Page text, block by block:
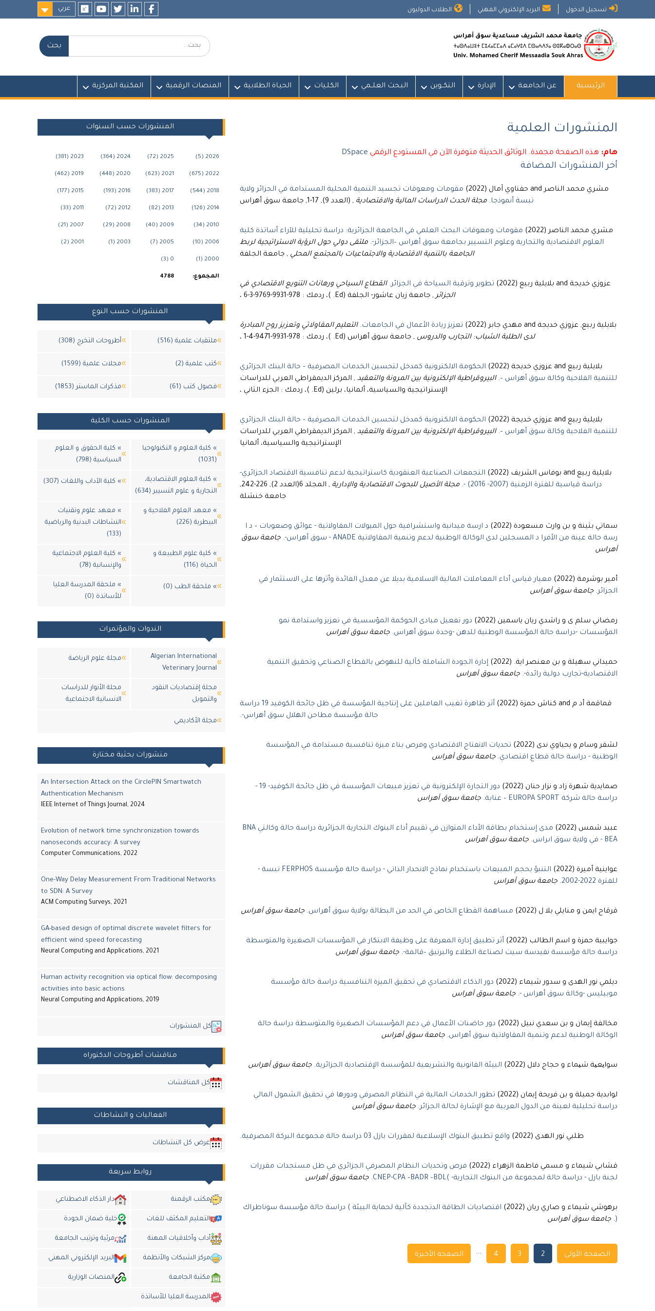
تسجيل الدخول البريد الإلكتروني المهني الطلاب الدوليون
عربي
بحث:
الرئيسية عن الجامعة الإدارة التكــوين البـحث العلــمي الكلـيات الحيـاة الطلابية المنصات الرقمية المكتبة المركزية
المنشورات العلمية
هام: هذه الصفحة مجمدة. الوثائق الحديثة متوفرة الآن في المستودع الرقمي DSpace
أخر المنشورات المضافة
مشري محمد الناصر and حفناوي آمال (2022)
مقومات ومعوقات تجسيد التنمية المحلية المستدامة في الجزائر ولاية
تبسة أنموذجا.مجلة الحدث الدراسات المالية والاقتصادية , (العدد 9), 17-1, جامعة سوق أهراس
مشري محمد الناصر (2022)
مقومات ومعوقات البحث العلمي في الجامعة الجزائرية: دراسة تحليلية للآراء أساتذة كلية
العلوم الاقتصادية والتجارية وعلوم التسيير بجامعة سوق أهراس –الجزائر-.ملتقى دولي حول الرؤية الاستراتيجية لربط
الجامعة بالتنمية الاقتصادية والاجتماعيات بالمجتمع المحلي , جامعة الجلفة
عزوزي خديجة and بلايلية ربيع (2022) تطوير وترقية السياحة في الجزائر.القطاع السياحي ورهانات التنويع الاقتصادي في
الجزائر, جامعة زيان عاشور- الجلفة (Ed. )، ردمك : 978-9931-9769-3-6 ،
بلايلية ربيع, عزوزي خديجة and مهدي جابر (2022) تعزيز ريادة الأعمال في الجامعات.التعليم المقاولاتي وتعزيز روح المبادرة
لدى الطلبة الشباب: التجارب والدروس , جامعة سوق أهراس (Ed. )، ردمك : 978-9931-9471-4-1 ،
بلايلية ربيع and عزوزي خديجة (2022)
الحكومة الالكترونية كمدخل لتحسين الخدمات المصرفية – حالة البنك الجزائري
للتنمية الفلاحية وكالة سوق أهراس –.البيروقراطية الإلكترونية بين المرونة والتعقيد , المركز الديمقراطي العربي للدراسات
الإستراتيجية والسياسية، ألمانيا، برلين (Ed. )، ردمك : الجزء الثاني ،
بلايلية ربيع and عزوزي خديجة (2022)
الحكومة الالكترونية كمدخل لتحسين الخدمات المصرفية – حالة البنك الجزائري
للتنمية الفلاحية وكالة سوق أهراس –.البيروقراطية الإلكترونية بين المرونة والتعقيد , المركز الديمقراطي العربي للدراسات
الإستراتيجية والسياسية، ألمانيا
بلايلية ربيع and بوفاس الشريف (2022)
التجمعات الصناعية العنقودية كاستراتيجية لدعم تنافسية الاقتصاد الجزائري-
دراسة قياسية للفترة الزمنية (2007- 2016) -
.مجلة الأصيل للبحوث الاقتصادية والإدارية
, المجلد 6(العدد 2), 226-242,
جامعة خنشلة
سماتي بثينة و بن وارث مسعودة (2022)
د ارسة ميدانية واستشرافية حول الميولات المقاولاتية - عوائق وصعوبات – د ا
رسة حالة عينة من الأفرا د المسجلين لدى الوكالة الوطنية لدعم وتنمية المقاولاتية ANADE - سوق أهراس-
. جامعة سوق
أهراس
أمير بوشرمة (2022)
معيار قياس أداء المعاملات المالية الاسلامية بديلا عن معدل الفائدة وأثرها على الاستثمار في
الجزائر. جامعة سوق أهراس
رمضاني سلم ى و راشدي ريان ياسمين (2022)
دور تفعيل مبادى الحوكمة المؤسسية في تعزيز واستدامة نمو
المؤسسات -دراسة حالة المؤسسة الوطنية للدهن -وحدة سوق أهراس. جامعة سوق أهراس
حميداني سهيلة و بن معنصر اية. (2022)
إدارة الجودة الشاملة كآلية للنهوض بالقطاع الصناعي وتحقيق التنمية
الاقتصادية-تجارب دولية رائدة-. جامعة سوق أهراس
قماقمة أد م and كناش حمزة (2022)
أثر ظاهرة تغيب العاملين على إنتاجية المؤسسة في ظل جائحة الكوفيد 19 دراسة
حالة مؤسسة مطاحن الهلال سوق أهراس-.
لشقر وسام و يحياوي ندى (2022)
تحديات الانفتاح الاقتصادي وفرص بناء ميزة تنافسية مستدامة في المؤسسة
الوطنية - دراسة حالة قطاع اقتصادي. جامعة سوق أهراس
صمايدية شهرة زاد و نزار حنان (2022)
دور التجارة الإلكترونية في تعزيز مبيعات المؤسسة في ظل جائحة الكوفيد- 19 -
دراسة حالة شركة EUROPA SPORT – عنابة
. جامعة سوق أهراس
عبيد شمس (2022)
مدى إستخدام بطاقة الأداء المتوازن في تقييم أداء البنوك التجارية الجزائرية دراسة حالة وكالتي BNA
- BEA في ولاية سوق اىراس
. جامعة سوق أهراس
عواينية أميرة (2022)
التنبؤ بحجم المبيعات باستخدام نماذج الانحدار الذاتي - دراسة حالة مؤسسة FERPHOS تبسة -
للفترة 2022-2002
. جامعة سوق أهراس
قرقاح ايمن و منايلي بلا ل (2022) مساهمة القطاع الخاص في الحد من البطالة بولاية سوق أهراس. جامعة سوق أهراس
جوايبية حمزة و اسم الطالب (2022)
أثر تطبيق إدارة المعرفة على وظيفة الابتكار في المؤسسات الصغيرة والمتوسطة
دراسة حالة مؤسسة نفيدسة سيت لصناعة الطلاء والبرنيق –قالمة-. جامعة سوق أهراس
ديلمي نور الهدى و سدور شيماء (2022)
دور الذكاء الاقتصادي في تحقيق الميزة التنافسية دراسة حالة مؤسسة
موبيليس -وكالة سوق أهراس -. جامعة سوق أهراس
مخالفة إيمان و بن سعدي نبيل (2022)
دور حاضنات الأعمال في دعم المؤسسات الصغيرة والمتوسطة دراسة حالة
الوكالة الوطنية لدعم وتنمية المقاولاتية سوق أهراس. جامعة سوق أهراس
سوایعیة شیماء و حجاج دلال (2022) البيئة القانونية والتشريعية للمؤسسة الإقتصادية الجزائرية. جامعة سوق أهراس
لوابدية جميلة و بن فريحة إيمان (2022)
تطور الخدمات المالية في النظام المصرفي ودورها في تحقيق الشمول المالي
دراسة تحليلية لعينة من الدول العربية مع الإشارة لحالة الجزائر. جامعة سوق أهراس
طلبي نور الهدى (2022) واقع تطبيق البنوك الإسلاعية لمقررات بازل 03 دراسة حالة مجموعة البركة المصرفية .
قشابي شيماء و مسمي فاطمة الزهراء (2022)
فرص وتحديات النظام المصرفي الجزائري في ظل مستجدات مقررات
لجنة بازل - دراسة حالة لمجموعة من البنوك التجارية- )CNEP-CPA –BADR –BDL
. جامعة سوق أهراس
برهوشي شيماء و صاري ريان (2022)
اقتصاديات الطاقة الدتجددة كآلية لحماية البيئة ) دراسة حالة مؤسسة سوناطراك
(
. جامعة سوق أهراس
Navigation
الصفحة الأولى 2
3
4
... الصفحة الأخيرة
المنشورات حسب السنوات
2026 (5)
2025 (72)
2024 (364)
2023 (381)
2022 (675)
2021 (623)
2020 (448)
2019 (462)
2018 (544)
2017 (383)
2016 (193)
2015 (177)
2014 (126)
2013 (82)
2012 (72)
2011 (33)
2010 (34)
2009 (40)
2008 (29)
2007 (21)
2006 (10)
2005 (7)
2003 (1)
2001 (2)
2000 (1)
0 (3)
المجموع: 4788
المنشورات حسب النوع
ملتقيات علمية (516) أطروحات التخرج (308)
كتب علمية (2) مجلات علمية (1599)
فصول كتب (61) مذكرات الماستر (1853)
المنشورات حسب الكلية
» كلية العلوم و التكنولوجيا
(1031)
» كلية الحقوق و العلوم
السياسية (798)
» كلية العلوم الاقتصادية،
التجارية و علوم التسيير (634)
» كلية الآداب واللغات (307)
» معهد العلوم الفلاحية و
البيطرية (226)
» معهد علوم وتقنيات
النشاطات البدنية والرياضية
(133)
» كلية علوم الطبيعة و
الحياة (116)
» كلية العلوم الاجتماعية
والإنسانية (78)
» ملحقة الطب (0)
» ملحقة المدرسة العليا
للأساتذة (0)
الندوات والمؤتمرات
Algerian International
Veterinary Journal
مجلة علوم الرياضة
مجلة إقتصاديات النقود
والتمويل
مجلة الأنوار للدراسات
الانسانية الاجتماعية
مجلة اﻷكاديمي
منشورات بحثية مختارة
An Intersection Attack on the CirclePIN Smartwatch
Authentication Mechanism
IEEE Internet of Things Journal, 2024
Evolution of network time synchronization towards
nanoseconds accuracy: A survey
Computer Communications, 2022
One-Way Delay Measurement From Traditional Networks
to SDN: A Survey
ACM Computing Surveys, 2021
GA-based design of optimal discrete wavelet filters for
efficient wind speed forecasting
Neural Computing and Applications, 2021
Human activity recognition via optical flow: decomposing
activities into basic actions
Neural Computing and Applications, 2019
كل المنشورات
مناقشات أطروحات الدكتوراه
كل المناقشات
الفعاليات و النشاطات
عرض كل النشاطات
روابط سريعة
مكتب الرقمنة دار الذكاء الاضطناعي
التعليم المكثف للغات خلية ضمان الجودة
أداب وأخلاقيات المهنة مرئية وترتيب الجامعة
مركز الشبكات والأنظمة البريد الإلكتروني المهني
مكتبة الجامعة المنصات الوزارية
المدرسة العليا للأساتذة